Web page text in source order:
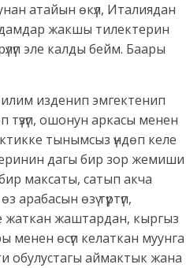
атайын өкүл, Италиядан
жакшы тилектерин
эле калды бейм. Баары
изденип эмгектенип
ошонун аркасы менен
тынымсыз үндөп келе
дагы бир зор жемиши
максаты, сатып акча
арабасын өзү түртүп,
жаткан жаштардан, кыргыз
менен өсүп келаткан муунга
обулустагы аймактык жана